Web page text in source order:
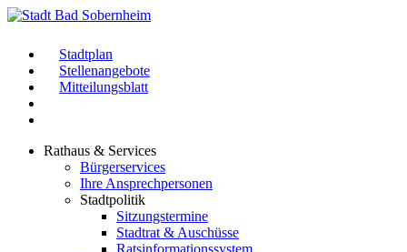
Stadtplan
Stellenangebote
Mitteilungsblatt
Rathaus & Services
Bürgerservices
Ihre Ansprechpersonen
Stadtpolitik
Sitzungstermine
Stadtrat & Auschüsse
Ratsinformationssystem